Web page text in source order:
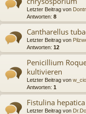
Letzter Beitrag von
Antworten: 8
Cantharellus
Letzter Beitrag von
Antworten: 12
Penicillium
kultivieren
Letzter Beitrag von
Antworten: 1
Fistulina
Letzter Beitrag von